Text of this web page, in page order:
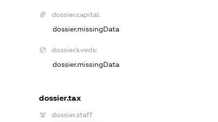
dossier.capital:
dossier.missingData
dossier.kveds:
dossier.missingData
dossier.tax
dossier.staff